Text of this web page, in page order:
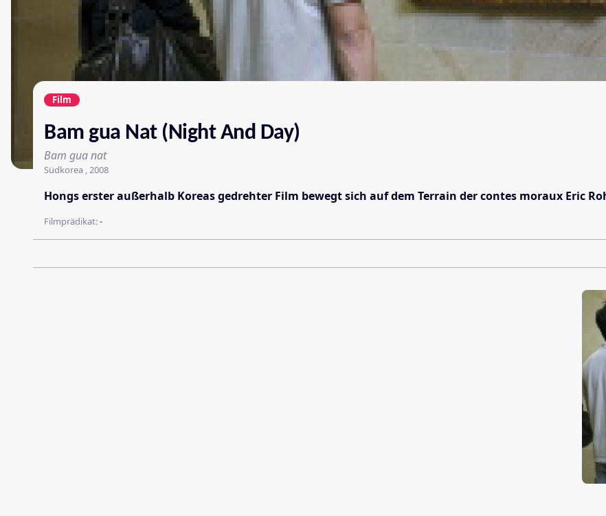
Film
Bam gua Nat (Night And Day)
Bam gua nat
Südkorea , 2008
Hongs erster außerhalb Koreas gedrehter Film bewegt sich auf dem Terrain der contes moraux Eric
Filmprädikat:-